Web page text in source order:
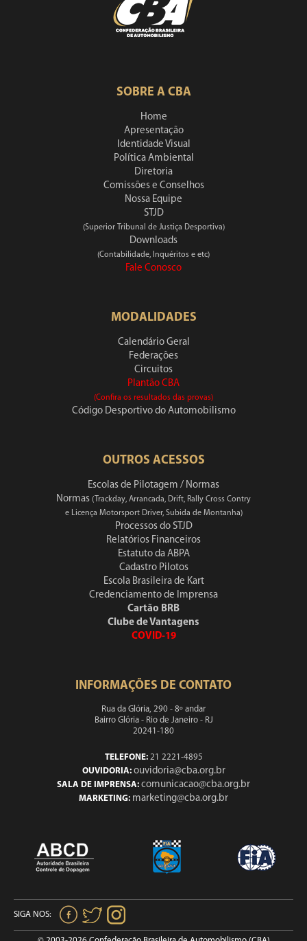
SOBRE A CBA
Home
Apresentação
Identidade Visual
Política Ambiental
Diretoria
Comissões e Conselhos
Nossa Equipe
STJD
(Superior Tribunal de Justiça Desportiva)
Downloads
(Contabilidade, Inquéritos e etc)
Fale Conosco
MODALIDADES
Calendário Geral
Federações
Circuitos
Plantão CBA
(Confira os resultados das provas)
Código Desportivo do Automobilismo
OUTROS ACESSOS
Escolas de Pilotagem / Normas
Normas (Trackday, Arrancada, Drift, Rally Cross Contry
e Licença Motorsport Driver, Subida de Montanha)
Processos do STJD
Relatórios Financeiros
Estatuto da ABPA
Cadastro Pilotos
Escola Brasileira de Kart
Credenciamento de Imprensa
Cartão BRB
Clube de Vantagens
COVID-19
INFORMAÇÕES DE CONTATO
Rua da Glória, 290 - 8º andar
Bairro Glória - Rio de Janeiro - RJ
20241-180
TELEFONE:21 2221-4895
OUVIDORIA: ouvidoria@cba.org.br
SALA DE IMPRENSA: comunicacao@cba.org.br
MARKETING: marketing@cba.org.br
SIGA NOS: